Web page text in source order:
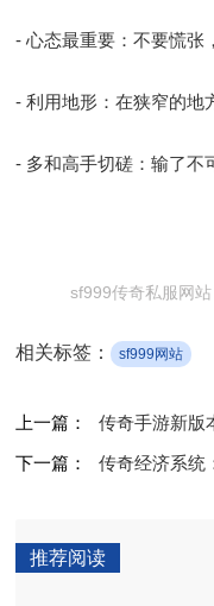
- 心态最重要：不要慌张
- 利用地形：在狭窄的地
- 多和高手切磋：输了不
sf999传奇私服网
相关标签： sf999网站
上一篇：
传奇手游新版
下一篇：
传奇经济系统
推荐阅读